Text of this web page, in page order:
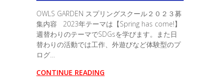
OWLS GARDEN スプリングスクール２０２３募
集内容 2023年テーマは【Spring has come!】
週替わりのテーマでSDGsを学びます。また日
替わりの活動では工作、外遊びなど体験型のプ
ログ…
CONTINUE READING